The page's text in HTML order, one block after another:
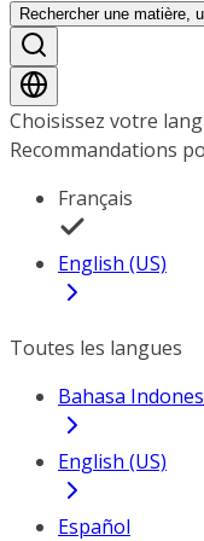
Rechercher une matière,
Choisissez votre
Recommandations
Français
English (US)
Toutes les langues
Bahasa
English (US)
Español